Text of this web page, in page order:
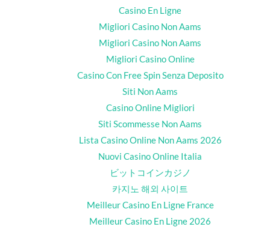
Casino En Ligne
Migliori Casino Non Aams
Migliori Casino Non Aams
Migliori Casino Online
Casino Con Free Spin Senza Deposito
Siti Non Aams
Casino Online Migliori
Siti Scommesse Non Aams
Lista Casino Online Non Aams 2026
Nuovi Casino Online Italia
ビットコインカジノ
카지노 해외 사이트
Meilleur Casino En Ligne France
Meilleur Casino En Ligne 2026